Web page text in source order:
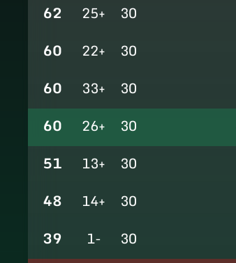
30
+25
62
30
+22
60
30
+33
60
30
+26
60
30
+13
51
30
+14
48
30
-1
39